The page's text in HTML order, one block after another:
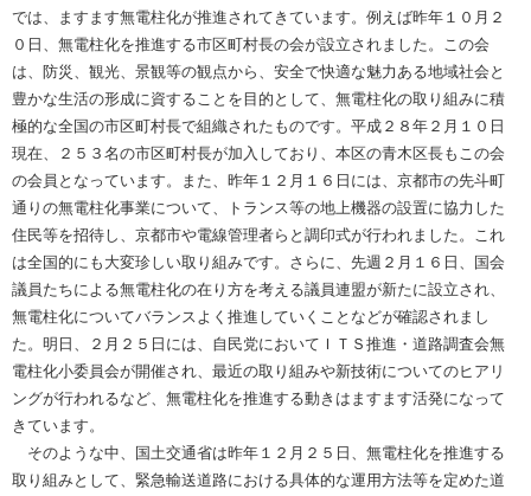
では、ますます無電柱化が推進されてきています。例えば昨年１０月２
０日、無電柱化を推進する市区町村長の会が設立されました。この会
は、防災、観光、景観等の観点から、安全で快適な魅力ある地域社会と
豊かな生活の形成に資することを目的として、無電柱化の取り組みに積
極的な全国の市区町村長で組織されたものです。平成２８年２月１０日
現在、２５３名の市区町村長が加入しており、本区の青木区長もこの会
の会員となっています。また、昨年１２月１６日には、京都市の先斗町
通りの無電柱化事業について、トランス等の地上機器の設置に協力した
住民等を招待し、京都市や電線管理者らと調印式が行われました。これ
は全国的にも大変珍しい取り組みです。さらに、先週２月１６日、国会
議員たちによる無電柱化の在り方を考える議員連盟が新たに設立され、
無電柱化についてバランスよく推進していくことなどが確認されまし
た。明日、２月２５日には、自民党においてＩＴＳ推進・道路調査会無
電柱化小委員会が開催され、最近の取り組みや新技術についてのヒアリ
ングが行われるなど、無電柱化を推進する動きはますます活発になって
きています。
そのような中、国土交通省は昨年１２月２５日、無電柱化を推進する
取り組みとして、緊急輸送道路における具体的な運用方法等を定めた道